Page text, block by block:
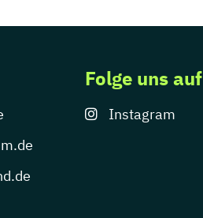
Folge uns auf
Instagram